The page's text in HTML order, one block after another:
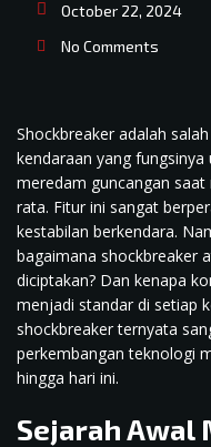
October 22, 2024
No Comments
Shockbreaker adalah
kendaraan yang
meredam guncangan
rata. Fitur ini sangat
kestabilan berkendara.
bagaimana shockbreaker
diciptakan? Dan kenapa
menjadi standar di setiap
shockbreaker ternyata
perkembangan teknologi
hingga hari ini.
Sejarah Awal